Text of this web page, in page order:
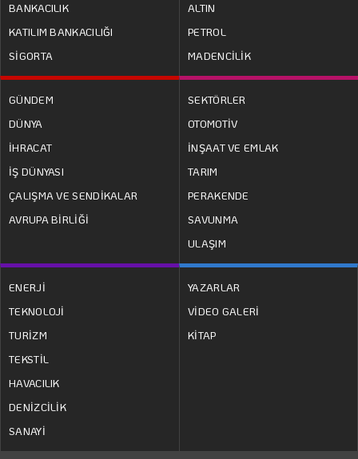
BANKACILIK
KATILIM BANKACILIĞI
SİGORTA
ALTIN
PETROL
MADENCİLİK
GÜNDEM
DÜNYA
İHRACAT
İŞ DÜNYASI
ÇALIŞMA VE SENDİKALAR
AVRUPA BİRLİĞİ
SEKTÖRLER
OTOMOTİV
İNŞAAT VE EMLAK
TARIM
PERAKENDE
SAVUNMA
ULAŞIM
ENERJİ
TEKNOLOJİ
TURİZM
TEKSTİL
HAVACILIK
DENİZCİLİK
SANAYİ
YAZARLAR
VİDEO GALERİ
KİTAP